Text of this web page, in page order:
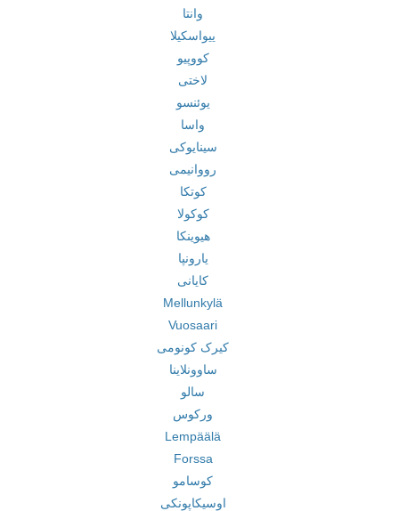
وانتا
ییواسکیلا
کووپیو
لاختی
یوئنسو
واسا
سینایوکی
رووانیمی
کوتکا
کوکولا
هیوینکا
یارونپا
کایانی
Mellunkylä
Vuosaari
کیرک کونومی
ساوونلاینا
سالو
ورکوس
Lempäälä
Forssa
کوسامو
اوسیکاپونکی